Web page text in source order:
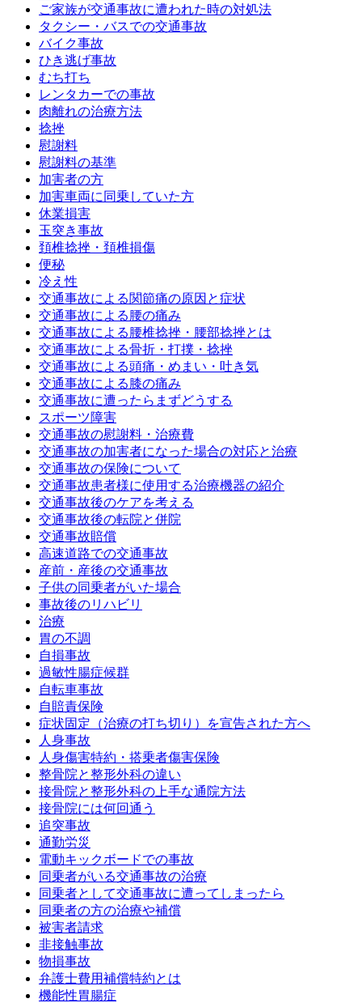
ご家族が交通事故に遭われた時の対処法
タクシー・バスでの交通事故
バイク事故
ひき逃げ事故
むち打ち
レンタカーでの事故
肉離れの治療方法
捻挫
慰謝料
慰謝料の基準
加害者の方
加害車両に同乗していた方
休業損害
玉突き事故
頚椎捻挫・頚椎損傷
便秘
冷え性
交通事故による関節痛の原因と症状
交通事故による腰の痛み
交通事故による腰椎捻挫・腰部捻挫とは
交通事故による骨折・打撲・捻挫
交通事故による頭痛・めまい・吐き気
交通事故による膝の痛み
交通事故に遭ったらまずどうする
スポーツ障害
交通事故の慰謝料・治療費
交通事故の加害者になった場合の対応と治療
交通事故の保険について
交通事故患者様に使用する治療機器の紹介
交通事故後のケアを考える
交通事故後の転院と併院
交通事故賠償
高速道路での交通事故
産前・産後の交通事故
子供の同乗者がいた場合
事故後のリハビリ
治療
胃の不調
自損事故
過敏性腸症候群
自転車事故
自賠責保険
症状固定（治療の打ち切り）を宣告された方へ
人身事故
人身傷害特約・搭乗者傷害保険
整骨院と整形外科の違い
接骨院と整形外科の上手な通院方法
接骨院には何回通う
追突事故
通勤労災
電動キックボードでの事故
同乗者がいる交通事故の治療
同乗者として交通事故に遭ってしまったら
同乗者の方の治療や補償
被害者請求
非接触事故
物損事故
弁護士費用補償特約とは
機能性胃腸症